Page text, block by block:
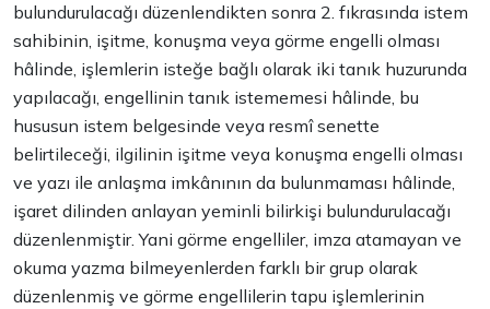
bulundurulacağı düzenlendikten sonra 2. fıkrasında istem
sahibinin, işitme, konuşma veya görme engelli olması
hâlinde, işlemlerin isteğe bağlı olarak iki tanık huzurunda
yapılacağı, engellinin tanık istememesi hâlinde, bu
hususun istem belgesinde veya resmî senette
belirtileceği, ilgilinin işitme veya konuşma engelli olması
ve yazı ile anlaşma imkânının da bulunmaması hâlinde,
işaret dilinden anlayan yeminli bilirkişi bulundurulacağı
düzenlenmiştir. Yani görme engelliler, imza atamayan ve
okuma yazma bilmeyenlerden farklı bir grup olarak
düzenlenmiş ve görme engellilerin tapu işlemlerinin